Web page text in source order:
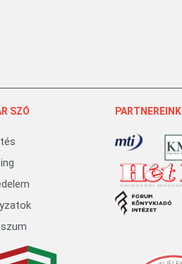
SZÓ PARTNEREINK